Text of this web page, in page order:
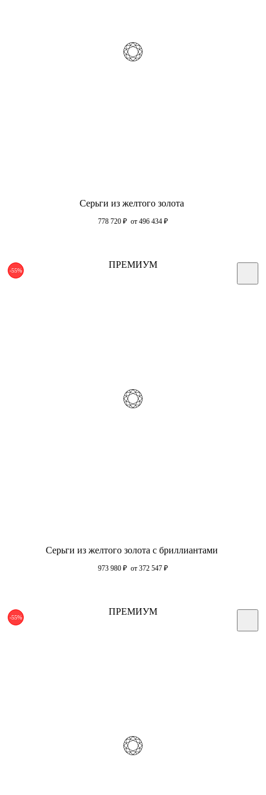
Серьги из желтого золота
778 720 ₽ от 496 434 ₽
-55%
ПРЕМИУМ
Серьги из желтого золота с бриллиантами
973 980 ₽ от 372 547 ₽
-55%
ПРЕМИУМ